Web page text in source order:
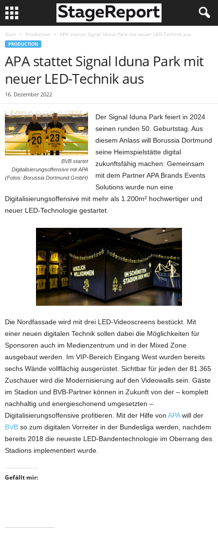
Start Production APA stattet Signal Iduna Park mit neuer LED-Technik aus
PRODUCTION
APA stattet Signal Iduna Park mit
neuer LED-Technik aus
16. Dezember 2022
BVB startet
Digitalisierungsoffensive mit APA
(Fotos: Borussia Dortmund GmbH)
Der Signal Iduna Park feiert in 2024
seinen runden 50. Geburtstag. Aus
diesem Anlass will Borussia Dortmund
seine Heimspielstätte digital
zukunftsfähig machen: Gemeinsam
mit dem Partner APA Brands Events
Solutions wurde nun eine
Digitalisierungsoffensive mit mehr als 1.200m² hochwertiger und
neuer LED-Technologie gestartet.
Die Nordfassade wird mit drei LED-Videoscreens bestückt. Mit
einer neuen digitalen Technik sollen dabei die Möglichkeiten für
Sponsoren auch im Medienzentrum und in der Mixed Zone
ausgebaut werden. Im VIP-Bereich Eingang West wurden bereits
sechs Wände vollflächig ausgerüstet. Sichtbar für jeden der 81.365
Zuschauer wird die Modernisierung auf den Videowalls sein. Gäste
im Stadion und BVB-Partner können in Zukunft von der – komplett
nachhaltig und energieschonend umgesetzten –
Digitalisierungsoffensive profitieren. Mit der Hilfe von APAwill der
BVB so zum digitalen Vorreiter in der Bundesliga werden, nachdem
bereits 2018 die neueste LED-Bandentechnologie im Oberrang des
Stadions implementiert wurde.
Gefällt mir: